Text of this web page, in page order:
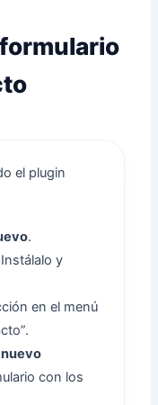
el plugin
.
y
en el menú
con los